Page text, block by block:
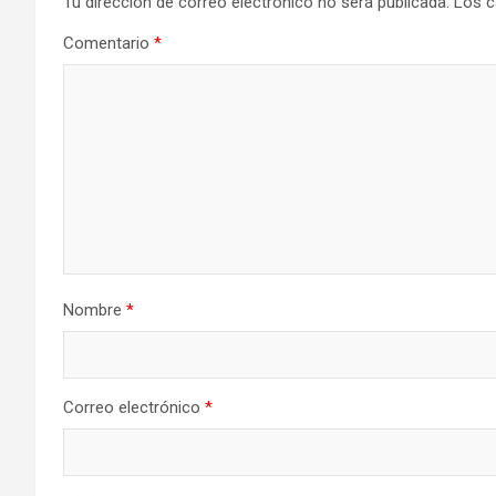
Comentario *
Nombre *
Correo electrónico *